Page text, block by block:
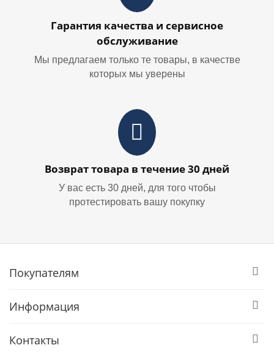
Гарантия качества и сервисное
обслуживание
Мы предлагаем только те товары, в качестве
которых мы уверены
Возврат товара в течение 30 дней
У вас есть 30 дней, для того чтобы
протестировать вашу покупку
Покупателям
Информация
Контакты